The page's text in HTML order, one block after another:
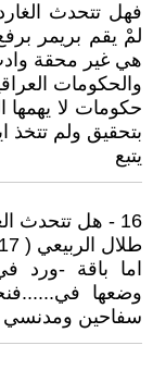
فهل تتحدث
لمْ يقم بريمر
هي غير محقة
والحكومات
حكومات لا يهمها
بتحقيق ولم تتخذ
يتبع
16 - هل تتحدث الغارديان باسم -القومجيين النفاخين؟-
طلال الربيعي ( 2017 / 7 / 10 - 18:12 )
اما باقة -ورد
وضعها
سفاحين ومدنسي